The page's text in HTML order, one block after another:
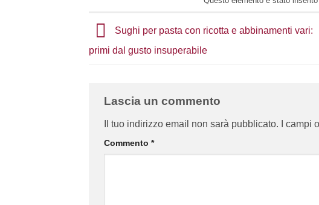
Sughi per pasta con ricotta e abbinamenti vari:
primi dal gusto insuperabile
Lascia un commento
Il tuo indirizzo email non sarà pubblicato. I campi
Commento *